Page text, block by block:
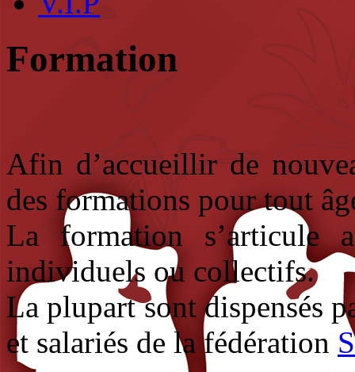
Formation
Afin d’accueillir de
des formations pour tout
La formation s’articule
individuels ou collectifs.
La plupart sont dispensés
et salariés de la fédération